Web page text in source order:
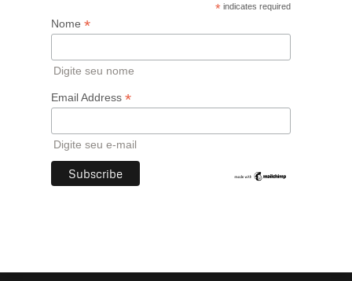
* indicates required
Nome *
Digite seu nome
Email Address *
Digite seu e-mail